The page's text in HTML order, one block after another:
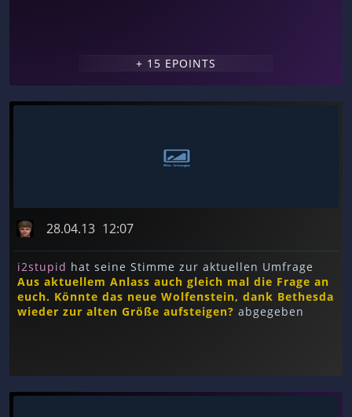
+ 15 EPOINTS
28.04.13 12:07
i2stupid hat seine Stimme zur aktuellen Umfrage
Aus aktuellem Anlass auch gleich mal die Frage an
euch. Könnte das neue Wolfenstein, dank Bethesda
wieder zur alten Größe aufsteigen? abgegeben